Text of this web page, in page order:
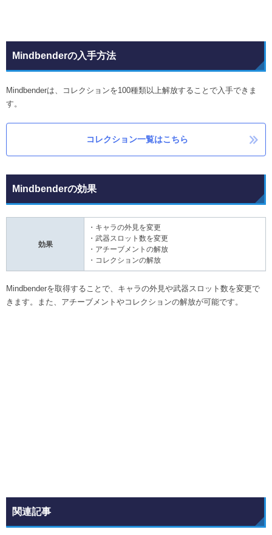
Mindbenderの入手方法
Mindbenderは、コレクションを100種類以上解放することで入手できま
す。
コレクション一覧はこちら
Mindbenderの効果
効果
・キャラの外見を変更
・武器スロット数を変更
・アチーブメントの解放
・コレクションの解放
Mindbenderを取得することで、キャラの外見や武器スロット数を変更で
きます。また、アチーブメントやコレクションの解放が可能です。
関連記事